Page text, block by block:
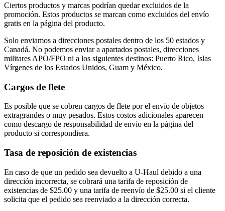
Ciertos productos y marcas podrían quedar excluidos de la
promoción. Estos productos se marcan como excluidos del envío
gratis en la página del producto.
Solo enviamos a direcciones postales dentro de los 50 estados y
Canadá. No podemos enviar a apartados postales, direcciones
militares APO/FPO ni a los siguientes destinos: Puerto Rico, Islas
Vírgenes de los Estados Unidos, Guam y México.
Cargos de flete
Es posible que se cobren cargos de flete por el envío de objetos
extragrandes o muy pesados. Estos costos adicionales aparecen
como descargo de responsabilidad de envío en la página del
producto si correspondiera.
Tasa de reposición de existencias
En caso de que un pedido sea devuelto a U-Haul debido a una
dirección incorrecta, se cobrará una tarifa de reposición de
existencias de $25.00 y una tarifa de reenvío de $25.00 si el cliente
solicita que el pedido sea reenviado a la dirección correcta.